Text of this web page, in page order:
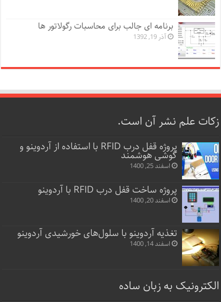
برنامه ای جالب برای محاسبات رگولاتور ها
آذر 19, 1392
زکات علم نشر آن است.
پروژه قفل‌ درب RFID با استفاده از آردوینو و
گوشی هوشمند
اسفند 25, 1400
پروژه ساخت قفل‌ درب RFID با آردوینو
اسفند 20, 1400
تغذیه آردوینو با سلول‌های خورشیدی آردوینو
اسفند 14, 1400
الکترونیک به زبان ساده